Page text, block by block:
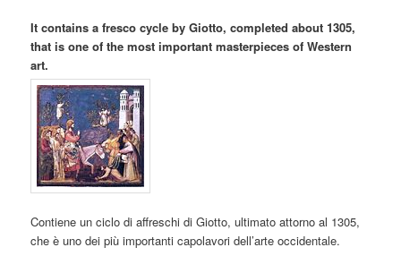
It contains a fresco cycle by Giotto, completed about 1305,
that is one of the most important masterpieces of Western
art.
Contiene un ciclo di affreschi di Giotto, ultimato attorno al 1305,
che è uno dei più importanti capolavori dell’arte occidentale.